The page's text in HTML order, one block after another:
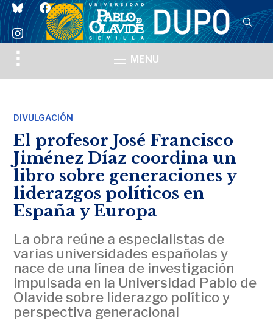
blueskyfacebook
instagram
Toggle
sidebar
MENU
DIVULGACIÓN
El profesor José Francisco
Jiménez Díaz coordina un
libro sobre generaciones y
liderazgos políticos en
España y Europa
La obra reúne a especialistas de
varias universidades españolas y
nace de una línea de investigación
impulsada en la Universidad Pablo de
Olavide sobre liderazgo político y
perspectiva generacional